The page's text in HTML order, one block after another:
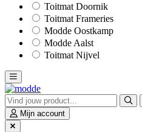
Toitmat Doornik
Toitmat Frameries
Modde Oostkamp
Modde Aalst
Toitmat Nijvel
Mijn account